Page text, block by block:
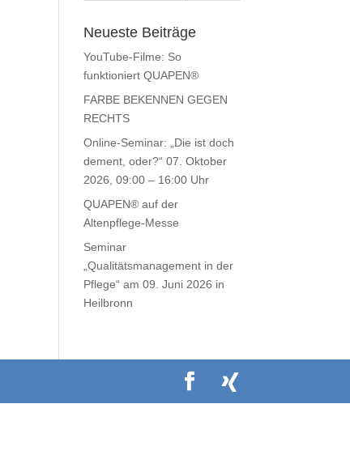
Neueste Beiträge
YouTube-Filme: So
funktioniert QUAPEN®
FARBE BEKENNEN GEGEN
RECHTS
Online-Seminar: „Die ist doch
dement, oder?“ 07. Oktober
2026, 09:00 – 16:00 Uhr
QUAPEN® auf der
Altenpflege-Messe
Seminar
„Qualitätsmanagement in der
Pflege“ am 09. Juni 2026 in
Heilbronn